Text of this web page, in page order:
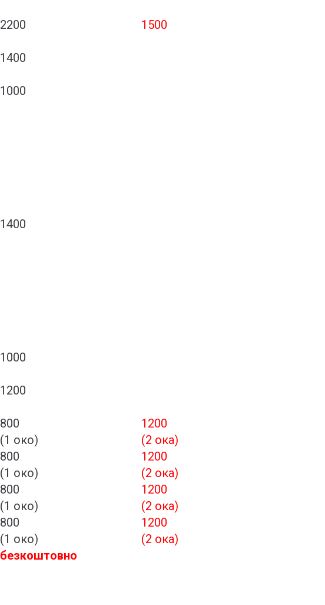
2200 1500
1400
1000
1400
1000
1200
800
(1 око)
1200
(2 ока)
800
(1 око)
1200
(2 ока)
800
(1 око)
1200
(2 ока)
800
(1 око)
1200
(2 ока)
безкоштовно